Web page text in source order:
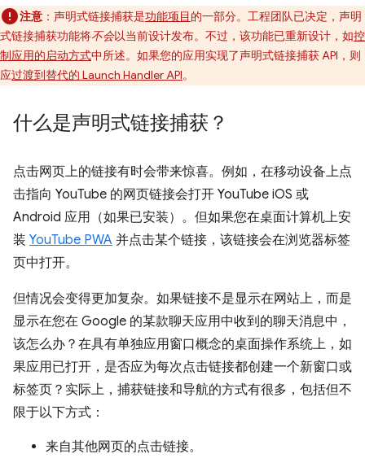
注意 ：声明式链接捕获是功能项目的一部分。工程团队已决定，声明
式链接捕获功能将不会以当前设计发布。不过，该功能已重新设计，如控
制应用的启动方式中所述。如果您的应用实现了声明式链接捕获 API，则
应过渡到替代的 Launch Handler API。
什么是声明式链接捕获？
点击网页上的链接有时会带来惊喜。例如，在移动设备上点
击指向 YouTube 的网页链接会打开 YouTube iOS 或
Android 应用（如果已安装）。但如果您在桌面计算机上安
装 YouTube PWA 并点击某个链接，该链接会在浏览器标签
页中打开。
但情况会变得更加复杂。如果链接不是显示在网站上，而是
显示在您在 Google 的某款聊天应用中收到的聊天消息中，
该怎么办？在具有单独应用窗口概念的桌面操作系统上，如
果应用已打开，是否应为每次点击链接都创建一个新窗口或
标签页？实际上，捕获链接和导航的方式有很多，包括但不
限于以下方式：
来自其他网页的点击链接。